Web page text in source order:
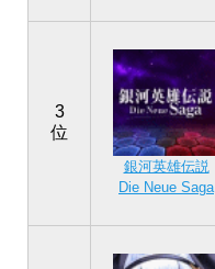
3
位
銀河英雄伝説
Die Neue Saga